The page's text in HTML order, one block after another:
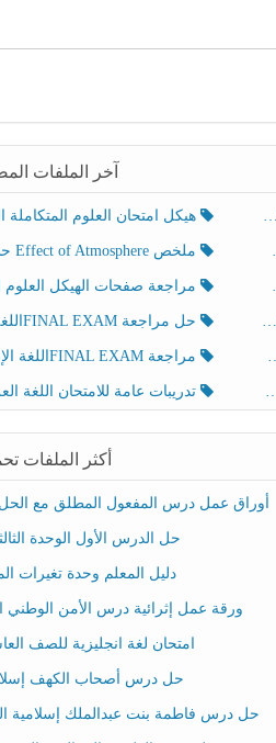
آخر الملفات
هيكل امتحان العلوم المتكاملة الصف الخامس عام
ملخص Effect of Atmosphere حسب الهيكل الوزاري العلوم المتكاملة الصف الخامس انسبير الفصل الثالث
مراجعة صفحات الهيكل العلوم المتكاملة الصف
حل مراجعة FINAL EXAMاللغة الإنجليزية الصف الخامس الفصل الثالث
مراجعة FINAL EXAMاللغة الإنجليزية الصف الخامس الفصل الثالث
تدريبات عامة للامتحان اللغة العربية
أكثر الملفات
أوراق عمل درس المفعول المطلق مع
حل الدرس الأول الوحدة
دليل المعلم وحدة تغيرات
ورقة عمل إثرائية درس الأمن الوطني
امتحان لغة انجليزية للصف
حل درس أصحاب الكهف
حل درس فاطمة بنت عبدالملك إسلامية